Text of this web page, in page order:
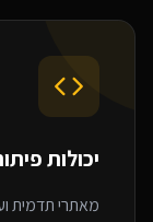
יכולות
מאתרי תדמית